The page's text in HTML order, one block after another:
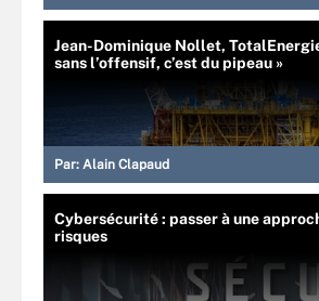
Jean-Dominique Nollet,
sans l’offensif, c’est du pipeau »
Par: Alain Clapaud
Cybersécurité : passer à une
risques